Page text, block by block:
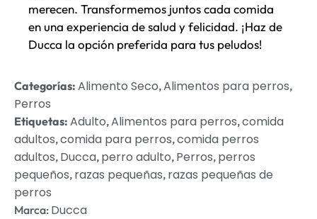
merecen. Transformemos juntos cada comida
en una experiencia de salud y felicidad. ¡Haz de
Ducca la opción preferida para tus peludos!
Categorías: Alimento Seco,Alimentos para perros,
Perros
Etiquetas: Adulto,Alimentos para perros,comida
adultos,comida para perros,comida perros
adultos, Ducca, perro adulto, Perros, perros
pequeños, razas pequeñas, razas pequeñas de
perros
Marca: Ducca